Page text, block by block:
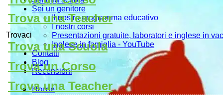
Sei un genitore
Il nostro programma educativo
I nostri corsi
Presentazioni gratuite, laboratori e inglese in
Inglese in famiglia - YouTube
Contatti
Blog
Recensioni
Home
Trova una Teacher
Trovaci
Trova una Scuola
Trova un Corso
Trova una Teacher